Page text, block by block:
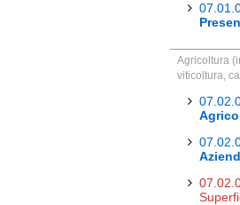
Agricoltura
viticoltura,